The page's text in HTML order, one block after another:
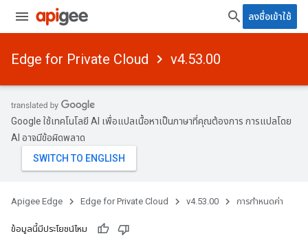
ลงชื่อเข้าใช้
Edge for Private Cloud v4.53.00
Google ใช้เทคโนโลยี AI เพื่อแปลเนื้อหาเป็นภาษาที่คุณต้องการ การแปลโดย
AI อาจมีข้อผิดพลาด
Apigee Edge Edge for Private Cloud v4.53.00 การกำหนดค่า
ข้อมูลนี้มีประโยชน์ไหม